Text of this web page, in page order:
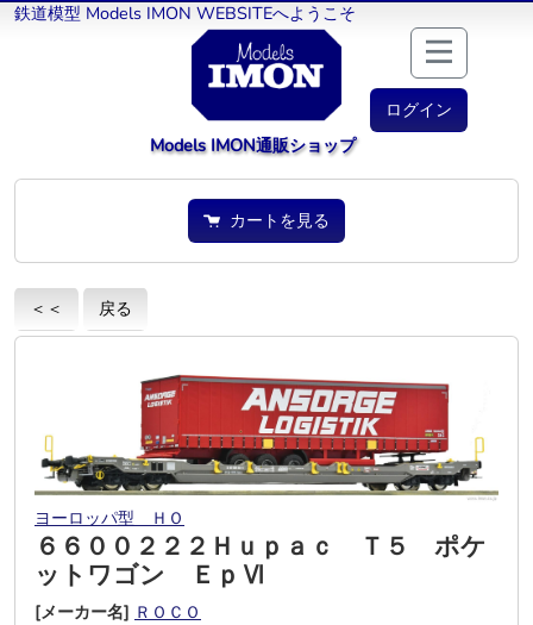
鉄道模型 Models IMON WEBSITEへようこそ
ログイン
Models IMON通販ショップ
カートを見る
＜＜ 戻る
ヨーロッパ型 ＨＯ
６６００２２２Ｈｕｐａｃ Ｔ５ ポケ
ットワゴン ＥｐⅥ
[メーカー名] ＲＯＣＯ